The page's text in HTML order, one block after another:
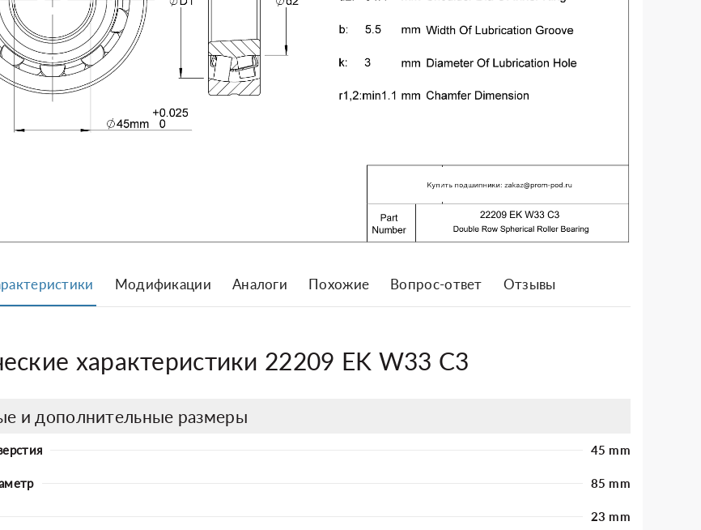
Модификации Аналоги Похожие Вопрос-ответ Отзывы
характеристики 22209 EK W33 C3
и дополнительные размеры
45 mm
85 mm
23 mm